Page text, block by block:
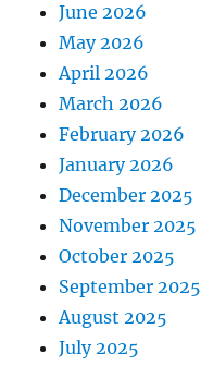
June 2026
May 2026
April 2026
March 2026
February 2026
January 2026
December 2025
November 2025
October 2025
September 2025
August 2025
July 2025